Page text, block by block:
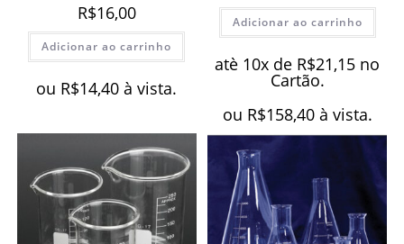
R$16,00
Adicionar ao carrinho
ou R$14,40 à vista.
Adicionar ao carrinho
atè 10x de R$21,15 no
Cartão.
ou R$158,40 à vista.